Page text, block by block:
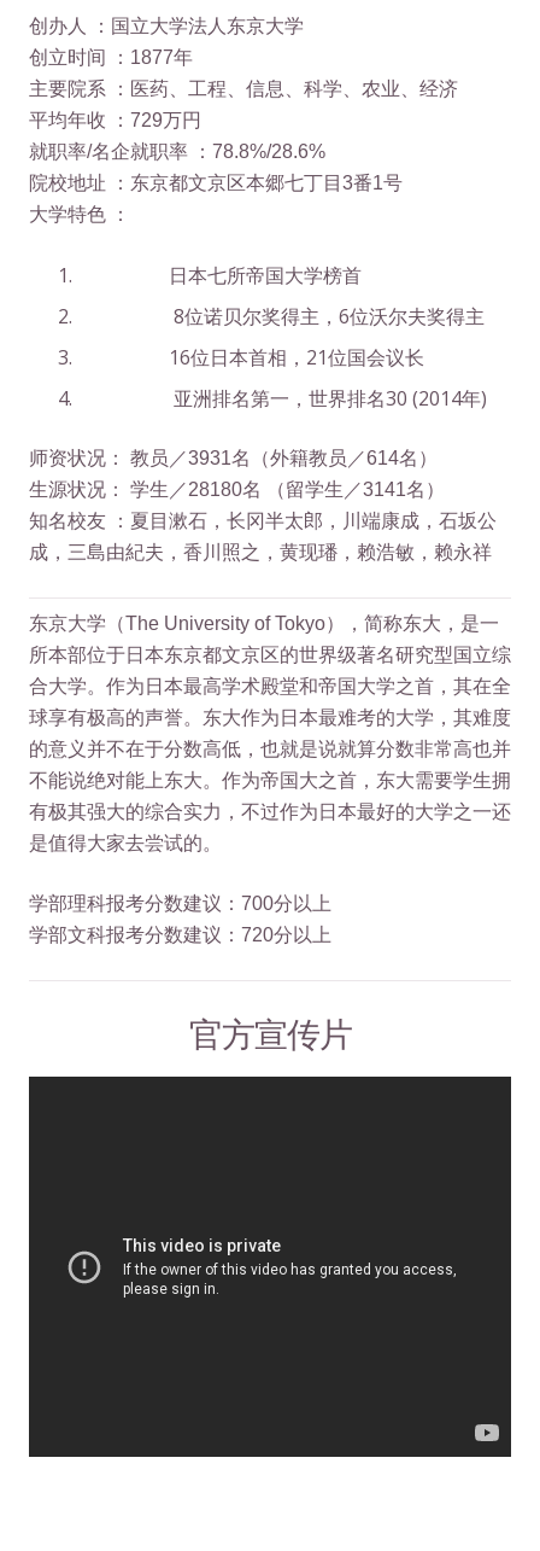
创办人 ：国立大学法人东京大学
创立时间 ：1877年
主要院系 ：医药、工程、信息、科学、农业、经济
平均年收 ：729万円
就职率/名企就职率 ：78.8%/28.6%
院校地址 ：东京都文京区本郷七丁目3番1号
大学特色 ：
日本七所帝国大学榜首
8位诺贝尔奖得主，6位沃尔夫奖得主
16位日本首相，21位国会议长
亚洲排名第一，世界排名30 (2014年)
师资状况： 教员／3931名（外籍教员／614名）
生源状况： 学生／28180名 （留学生／3141名）
知名校友 ：夏目漱石，长冈半太郎，川端康成，石坂公
成，三島由紀夫，香川照之，黄现璠，赖浩敏，赖永祥
东京大学（The University of Tokyo），简称东大，是一
所本部位于日本东京都文京区的世界级著名研究型国立综
合大学。作为日本最高学术殿堂和帝国大学之首，其在全
球享有极高的声誉。东大作为日本最难考的大学，其难度
的意义并不在于分数高低，也就是说就算分数非常高也并
不能说绝对能上东大。作为帝国大之首，东大需要学生拥
有极其强大的综合实力，不过作为日本最好的大学之一还
是值得大家去尝试的。
学部理科报考分数建议：700分以上
学部文科报考分数建议：720分以上
官方宣传片